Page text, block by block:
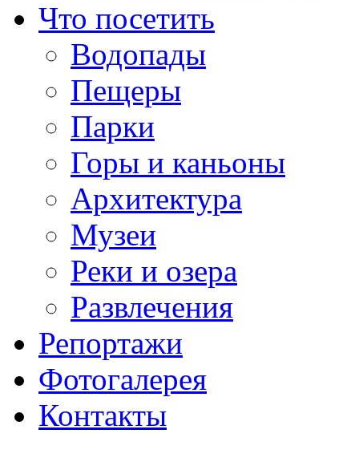
Что посетить
Водопады
Пещеры
Парки
Горы и каньоны
Архитектура
Музеи
Реки и озера
Развлечения
Репортажи
Фотогалерея
Контакты